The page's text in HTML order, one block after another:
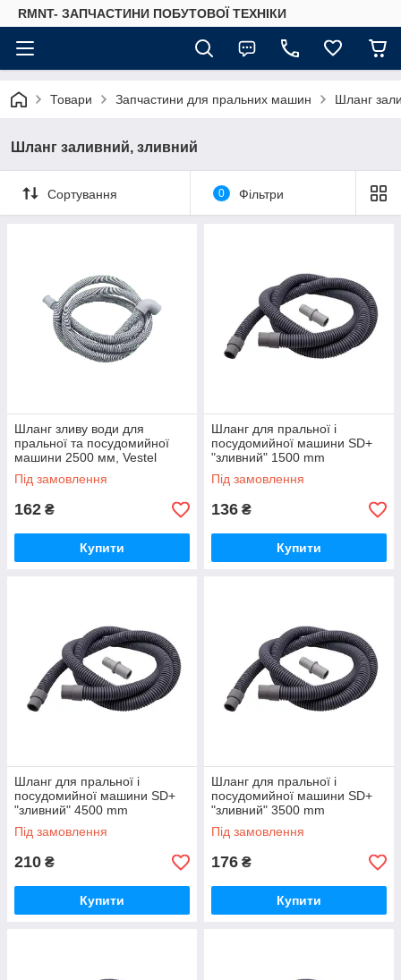
RMNT- ЗАПЧАСТИНИ ПОБУТОВОЇ ТЕХНІКИ
Товари Запчастини для пральних машин Шланг
Шланг заливний, зливний
Сортування 0 Фільтри
Шланг зливу води для
пральної та посудомийної
машини 2500 мм, Vestel
42008945, 42074837 (90°)
Під замовлення
162 ₴
Купити
Шланг для пральної і
посудомийної машини SD+
"зливний" 1500 mm
Під замовлення
136 ₴
Купити
Шланг для пральної і
посудомийної машини SD+
"зливний" 4500 mm
Під замовлення
210 ₴
Купити
Шланг для пральної і
посудомийної машини SD+
"зливний" 3500 mm
Під замовлення
176 ₴
Купити